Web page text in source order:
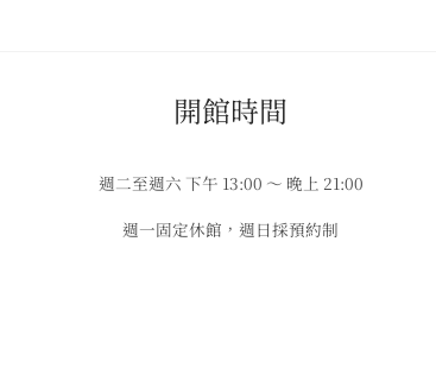
​​開館時間
週二至週六 下午 13:00 ～ 晚上 21:00
週一固定休館，週日採預約制